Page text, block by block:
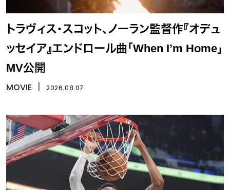
トラヴィス・スコット、ノーラン監督作『オデュ
ッセイア』エンドロール曲「When I’m Home」
MV公開
MOVIE 2026.08.07